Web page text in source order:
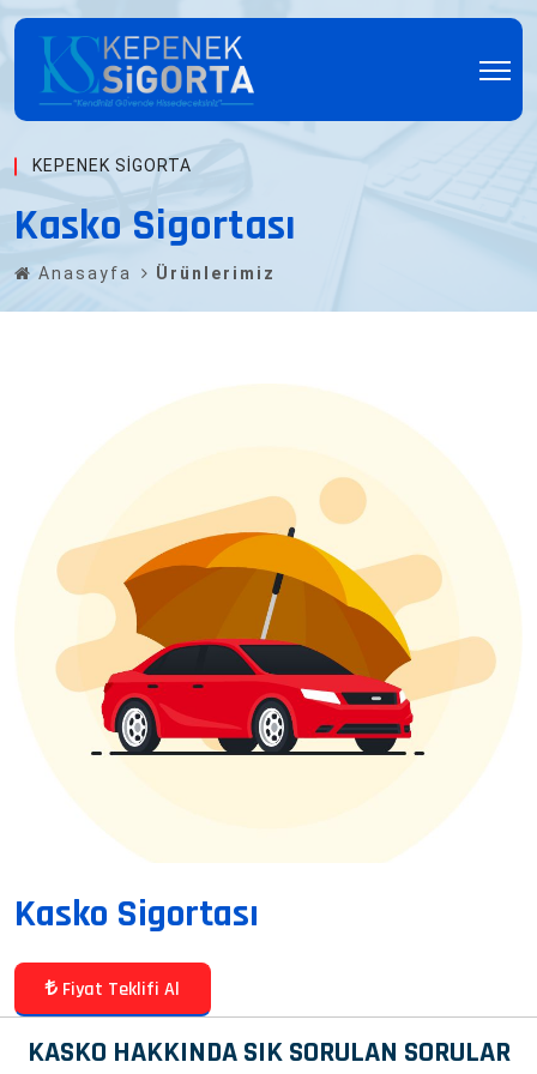
KEPENEK SIGORTA
Kasko Sigortası
Anasayfa Ürünlerimiz
Kasko Sigortası
Fiyat Teklifi Al
KASKO HAKKINDA SIK SORULAN SORULAR